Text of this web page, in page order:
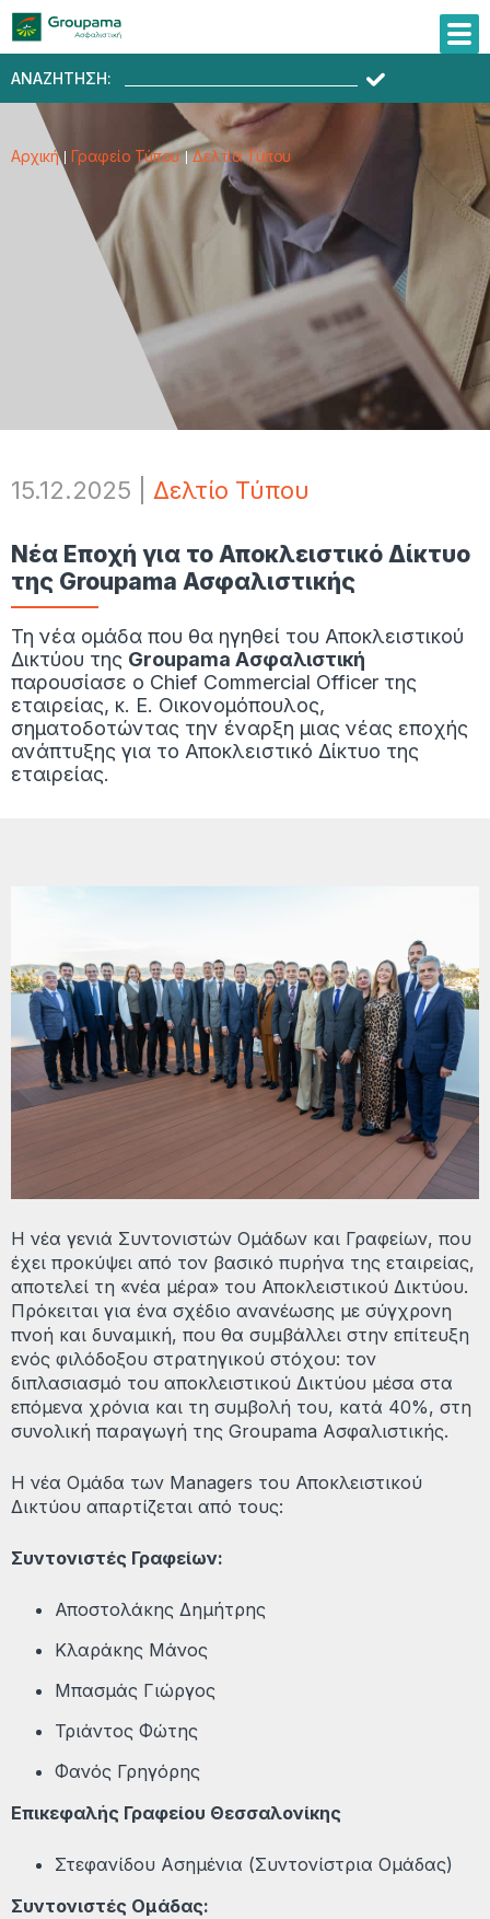
ΑΝΑΖΗΤΗΣΗ:
Αρχική Γραφείο Τύπου Δελτία Τύπου
15.12.2025 Δελτίο Τύπου
Νέα Εποχή για το Αποκλειστικό Δίκτυο
της Groupama Ασφαλιστικής
Τη νέα ομάδα που θα ηγηθεί του Αποκλειστικού
Δικτύου της Groupama Ασφαλιστική
παρουσίασε ο Chief Commercial Officer της
εταιρείας, κ. Ε. Οικονομόπουλος,
σηματοδοτώντας την έναρξη μιας νέας εποχής
ανάπτυξης για το Αποκλειστικό Δίκτυο της
εταιρείας.
Η νέα γενιά Συντονιστών Ομάδων και Γραφείων, που
έχει προκύψει από τον βασικό πυρήνα της εταιρείας,
αποτελεί τη «νέα μέρα» του Αποκλειστικού Δικτύου.
Πρόκειται για ένα σχέδιο ανανέωσης με σύγχρονη
πνοή και δυναμική, που θα συμβάλλει στην επίτευξη
ενός φιλόδοξου στρατηγικού στόχου: τον
διπλασιασμό του αποκλειστικού Δικτύου μέσα στα
επόμενα χρόνια και τη συμβολή του, κατά 40%, στη
συνολική παραγωγή της Groupama Ασφαλιστικής.
Η νέα Ομάδα των Managers του Αποκλειστικού
Δικτύου απαρτίζεται από τους:
Συντονιστές Γραφείων:
Αποστολάκης Δημήτρης
Κλαράκης Μάνος
Μπασμάς Γιώργος
Τριάντος Φώτης
Φανός Γρηγόρης
Επικεφαλής Γραφείου Θεσσαλονίκης
Στεφανίδου Ασημένια (Συντονίστρια Ομάδας)
Συντονιστές Ομάδας: